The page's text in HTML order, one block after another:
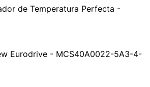
de Temperatura Perfecta -
Eurodrive - MCS40A0022-5A3-4-